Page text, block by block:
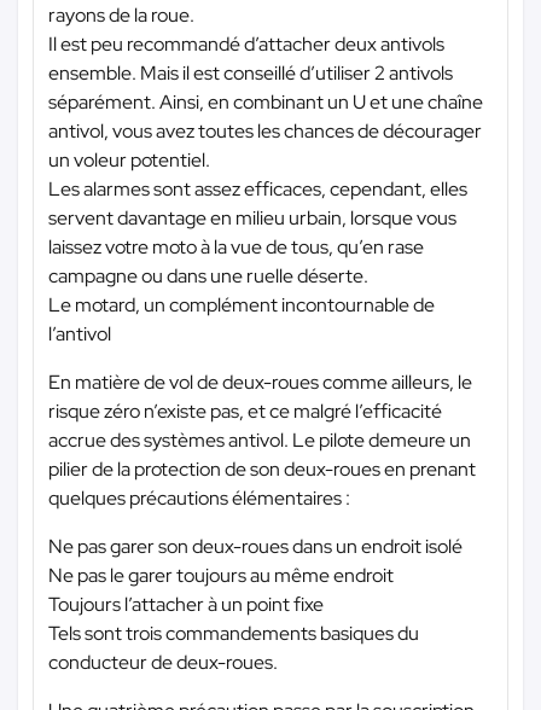
rayons de la roue.
Il est peu recommandé d’attacher deux antivols
ensemble. Mais il est conseillé d’utiliser 2 antivols
séparément. Ainsi, en combinant un U et une chaîne
antivol, vous avez toutes les chances de décourager
un voleur potentiel.
Les alarmes sont assez efficaces, cependant, elles
servent davantage en milieu urbain, lorsque vous
laissez votre moto à la vue de tous, qu’en rase
campagne ou dans une ruelle déserte.
Le motard, un complément incontournable de
l’antivol
En matière de vol de deux-roues comme ailleurs, le
risque zéro n’existe pas, et ce malgré l’efficacité
accrue des systèmes antivol. Le pilote demeure un
pilier de la protection de son deux-roues en prenant
quelques précautions élémentaires :
Ne pas garer son deux-roues dans un endroit isolé
Ne pas le garer toujours au même endroit
Toujours l’attacher à un point fixe
Tels sont trois commandements basiques du
conducteur de deux-roues.